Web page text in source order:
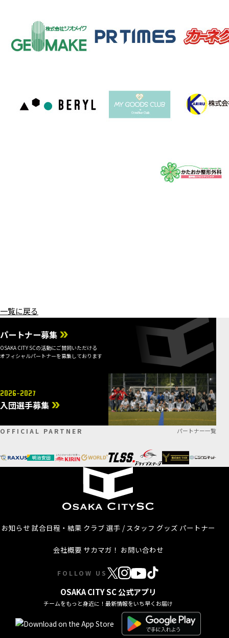
一覧に戻る
パートナー募集
OSAKA CITY SCの活動にご賛同いただける
オフィシャルパートナーを募集しております
2026-2027
入団選手募集
OFFICIAL PARTNER パートナー一覧
お知らせ 試合日程・結果 クラブ 選手 / スタッフ グッズ パートナー
会社概要 サカマガ！ お問い合わせ
FOLLOW US
OSAKA CITY SC 公式アプリ
チームをもっと身近に！最新情報をいち早くお届け